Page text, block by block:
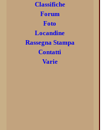
Classifiche
Forum
Foto
Locandine
Rassegna Stampa
Contatti
Varie